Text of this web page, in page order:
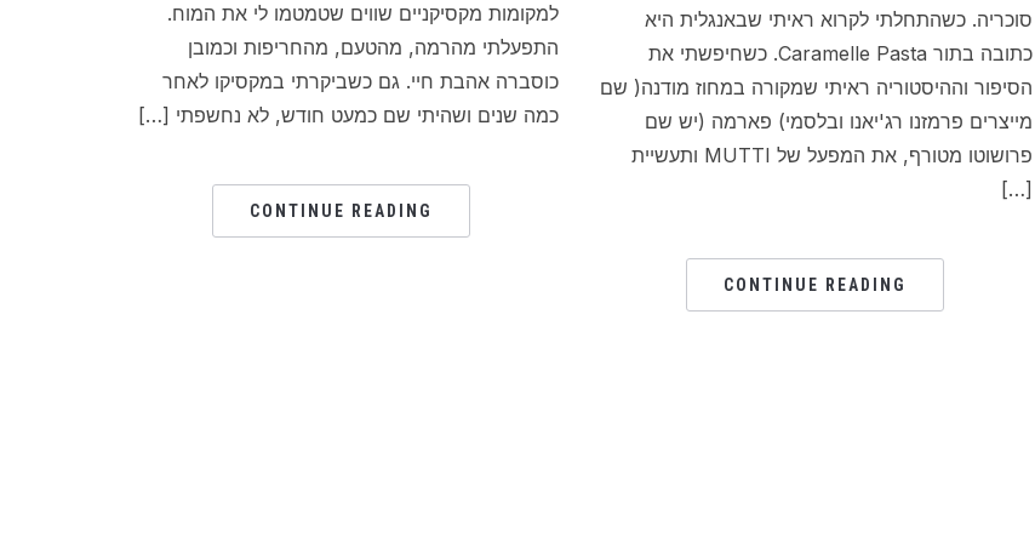
סוכריה. כשהתחלתי לקרוא ראיתי שבאנגלית היא
כתובה בתור Caramelle Pasta. כשחיפשתי את
הסיפור וההיסטוריה ראיתי שמקורה במחוז מודנה( שם
מייצרים פרמזנו רג'יאנו ובלסמי) פארמה (יש שם
פרושוטו מטורף, את המפעל של MUTTI ותעשיית
[…]
CONTINUE READING
למקומות מקסיקניים שווים שטמטמו לי את המוח.
התפעלתי מהרמה, מהטעם, מהחריפות וכמובן
כוסברה אהבת חיי. גם כשביקרתי במקסיקו לאחר
כמה שנים ושהיתי שם כמעט חודש, לא נחשפתי […]
CONTINUE READING